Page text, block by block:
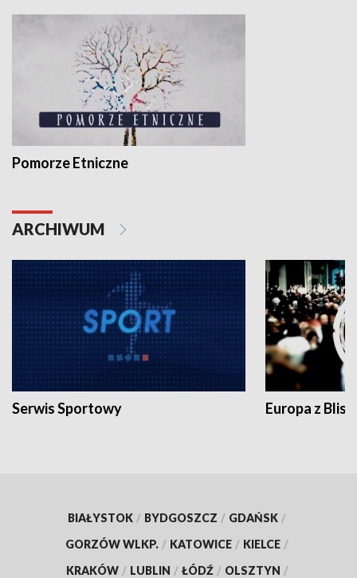
Pomorze Etniczne
ARCHIWUM
Serwis Sportowy Europa z
BIAŁYSTOK / BYDGOSZCZ / GDAŃSK /
GORZÓW WLKP. / KATOWICE / KIELCE /
KRAKÓW / LUBLIN / ŁÓDŹ / OLSZTYN /